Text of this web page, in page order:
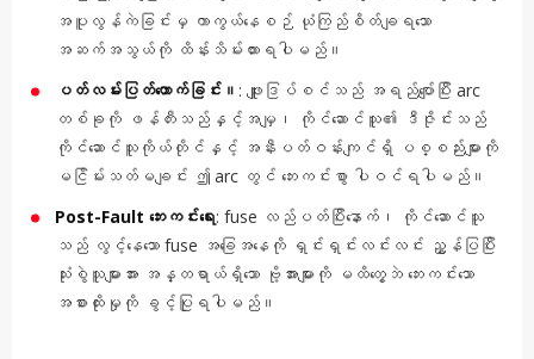
အပူလွန်ကဲခြင်းမှ ကာကွယ်နေစဉ် ယုံကြည်စိတ်ချရသော
အဆက်အသွယ်ကို ထိန်းသိမ်းထားရပါမည်။
ပတ်လမ်းပြတ်တောက်ခြင်း။ : ဖျူးဒြပ်စင်သည် အရည်ပျော်ပြီး arc
တစ်ခုကို ဖန်တီးသည်နှင့်အမျှ၊ ကိုင်ဆောင်သူ၏ ဒီဇိုင်းသည်
ကိုင်ဆောင်သူကိုယ်တိုင်နှင့် အနီးပတ်ဝန်းကျင်ရှိ ပစ္စည်းများကို
မငြိမ်းသတ်မချင်း ဤ arc တွင် ဘေးကင်းစွာ ပါဝင်ရပါမည်။
Post-Fault ဘေးကင်းရေး: fuse လည်ပတ်ပြီးနောက်၊ ကိုင်ဆောင်သူ
သည် လွင့်နေသော fuse အခြေအနေကို ရှင်းရှင်းလင်းလင်း ညွှန်ပြပြီး
သုံးစွဲသူများအား အန္တရာယ်ရှိသော ဗို့အားများကို မထိတွေ့ဘဲ ဘေးကင်းသော
အစားထိုးမှုကို ခွင့်ပြုရပါမည်။